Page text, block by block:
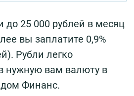
до 25 000 рублей в месяц
вы заплатите 0,9%
Рубли легко
нужную вам валюту в
Финанс.